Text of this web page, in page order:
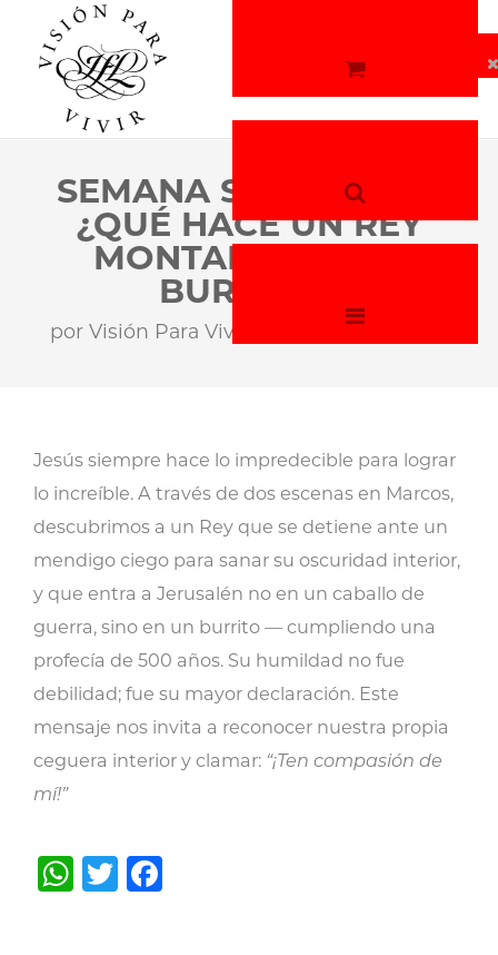
SEMANA SANTA 2026:
¿QUÉ HACE UN REY
MONTADO EN UN
BURRITO?
por Visión Para Vivir 23 de marzo, 2026
Jesús siempre hace lo impredecible para lograr
lo increíble. A través de dos escenas en Marcos,
descubrimos a un Rey que se detiene ante un
mendigo ciego para sanar su oscuridad interior,
y que entra a Jerusalén no en un caballo de
guerra, sino en un burrito — cumpliendo una
profecía de 500 años. Su humildad no fue
debilidad; fue su mayor declaración. Este
mensaje nos invita a reconocer nuestra propia
ceguera interior y clamar: “¡Ten compasión de
mí!”
WhatsApp
Twitter